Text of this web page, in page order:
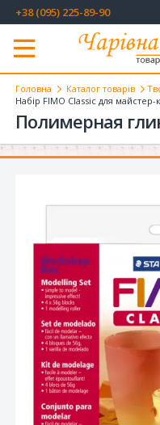
+38 (095) 225-89-90
Меню
Головна Каталог товарів
Набір FIMO Classic для майстер-
Полимерная